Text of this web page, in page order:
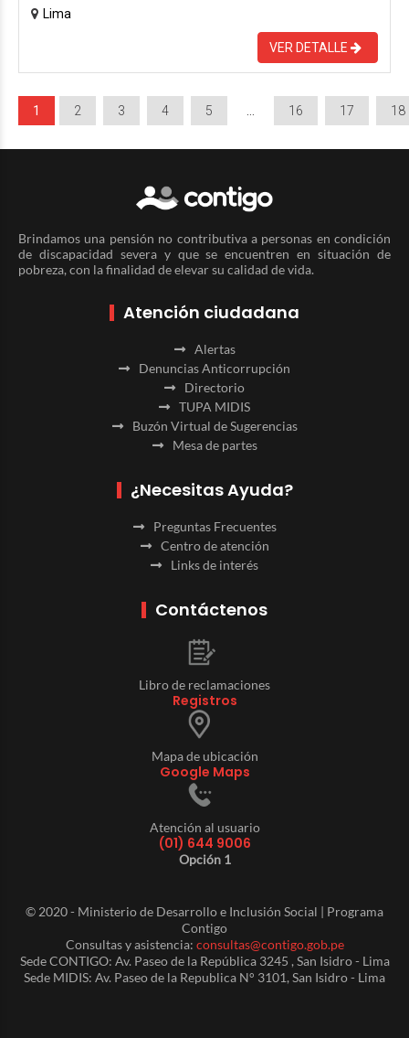
Lima
VER DETALLE
1 2 3 4 5 16 17 18
Brindamos una pensión no contributiva a personas en condición
de discapacidad severa y que se encuentren en situación de
pobreza, con la finalidad de elevar su calidad de vida.
Atención ciudadana
Alertas
Denuncias Anticorrupción
Directorio
TUPA MIDIS
Buzón Virtual de Sugerencias
Mesa de partes
¿Necesitas Ayuda?
Preguntas Frecuentes
Centro de atención
Links de interés
Contáctenos
Libro de reclamaciones
Registros
Mapa de ubicación
Google Maps
Atención al usuario
(01) 644 9006
Opción 1
© 2020 - Ministerio de Desarrollo e Inclusión Social | Programa
Contigo
Consultas y asistencia: consultas@contigo.gob.pe
Sede CONTIGO: Av. Paseo de la República 3245 , San Isidro - Lima
Sede MIDIS: Av. Paseo de la Republica N° 3101, San Isidro - Lima